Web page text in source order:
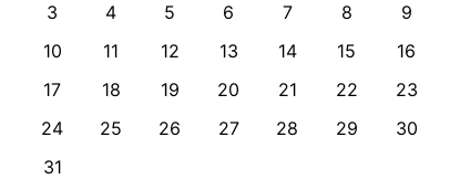
3
4 5 6 7 8
9
10
11 12 13 14 15
16
17
18 19 20 21 22
23
24
25 26 27 28 29
30
31